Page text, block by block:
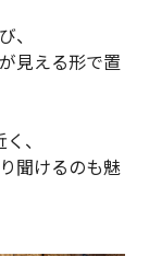
、
見える形で置
、
聞けるのも魅